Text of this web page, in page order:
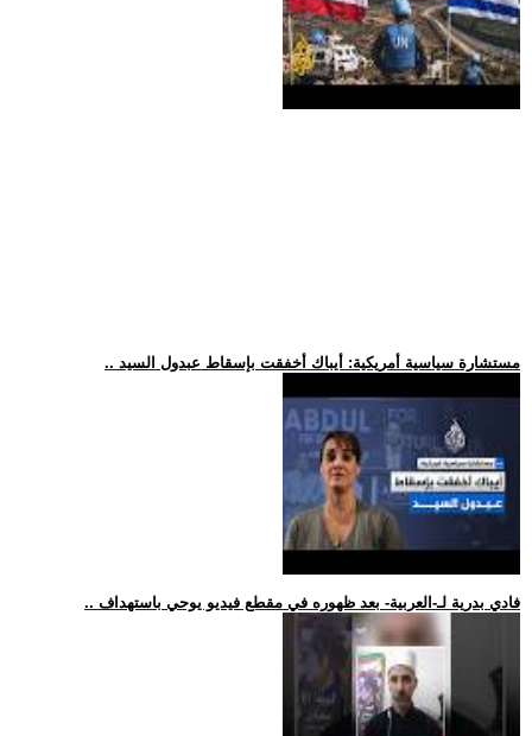
.. مستشارة سياسية أمريكية: أيباك أخفقت بإسقاط عبدول السيد
.. فادي بدرية لـ-العربية- بعد ظهوره في مقطع فيديو يوحي باستهداف